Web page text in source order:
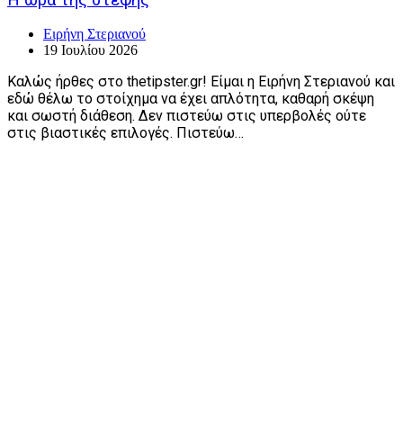
Ειρήνη Στεριανού
19 Ιουλίου 2026
Καλώς ήρθες στο thetipster.gr! Είμαι η Ειρήνη Στεριανού και
εδώ θέλω το στοίχημα να έχει απλότητα, καθαρή σκέψη
και σωστή διάθεση. Δεν πιστεύω στις υπερβολές ούτε
στις βιαστικές επιλογές. Πιστεύω…